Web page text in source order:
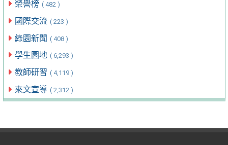
榮譽榜 ( 482 )
國際交流 ( 223 )
綠園新聞 ( 408 )
學生園地 ( 6,293 )
教師研習 ( 4,119 )
來文宣導 ( 2,312 )